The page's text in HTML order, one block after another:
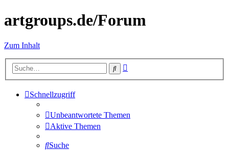
artgroups.de/Forum
Zum Inhalt
Suche
Schnellzugriff
Unbeantwortete Themen
Aktive Themen
Suche